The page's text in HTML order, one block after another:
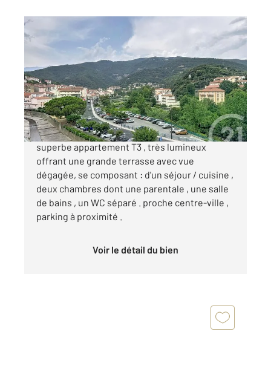
AMELIE LES BAINS PALALDA 66
, 3 pièces
Ref : 10901
Appartement F3 à vendre
120 000 €
AMÉLIE-LES-BAINS : Rare sur le secteur,
superbe appartement T3 , très lumineux
offrant une grande terrasse avec vue
dégagée, se composant : d'un séjour / cuisine ,
deux chambres dont une parentale , une salle
de bains , un WC séparé . proche centre-ville ,
parking à proximité .
Voir le détail du bien